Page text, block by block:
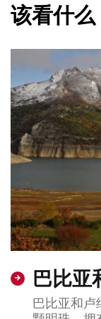
该看什么
巴比亚
巴比亚和卢